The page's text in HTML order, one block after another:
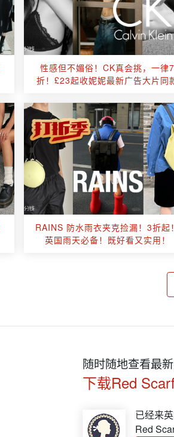
性感但不媚俗！CK真会挑，一律7
折！£23起收妮妮最新广告大片同
RAINS 防水雨衣夹克捡漏！3折起！
英国雨天必备！既好看又实用！
随时随地查看最新
下载Red
已经来
Red